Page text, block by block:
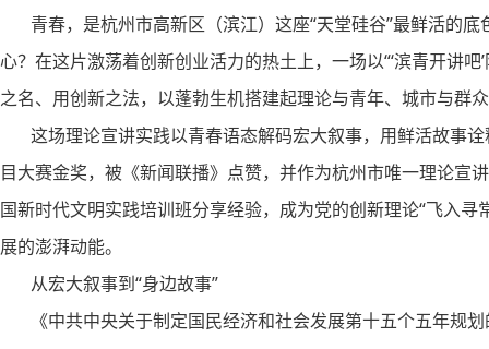
青春，是杭州市高新区（滨江）这座“天堂硅谷”最鲜活的底
心？在这片激荡着创新创业活力的热土上，一场以“‘滨青开讲
之名、用创新之法，以蓬勃生机搭建起理论与青年、城市与群
这场理论宣讲实践以青春语态解码宏大叙事，用鲜活故事
目大赛金奖，被《新闻联播》点赞，并作为杭州市唯一理论宣
国新时代文明实践培训班分享经验，成为党的创新理论“飞入
展的澎湃动能。
从宏大叙事到“身边故事”
《中共中央关于制定国民经济和社会发展第十五个五年规